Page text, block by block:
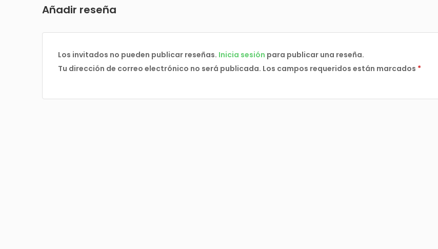
Añadir reseña
Los invitados no pueden publicar reseñas. Inicia sesión para publicar una reseña.
Tu dirección de correo electrónico no será publicada. Los campos requeridos están marcados *